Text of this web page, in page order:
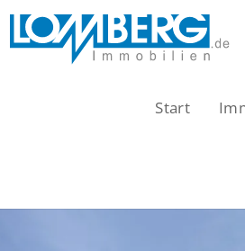
Zum
Inhalt
Start